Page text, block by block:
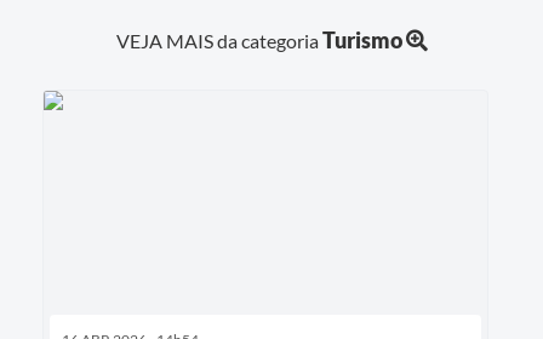
VEJA MAIS da categoriaTurismo